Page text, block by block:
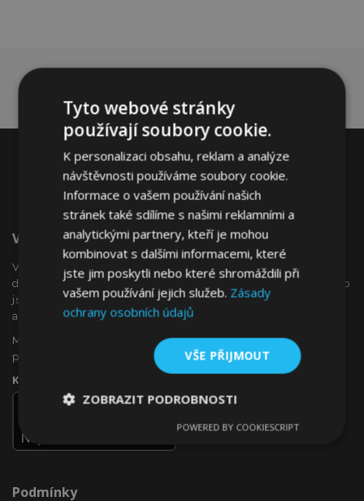
Vítejte Na VTVauto.cz
VTVauto je maloobchodním prodejcem a velkoobchodním
dodavatelem autopříslušenství a autodoplňků v Evropě, jako
jsou např .: ozdobné kryty kol (poklice), okenní deflektory,
autopotahy, autorohože, chromové kryty a rámy, ...
Máte zájem o dropshipping, nebo se chcete stát naším
partnerem?
Kontaktujte nás ještě dnes!
Podmínky
Tyto webové stránky
používají soubory cookie.
K personalizaci obsahu, reklam a analýze
návštěvnosti používáme soubory cookie.
Informace o vašem používání našich
stránek také sdílíme s našimi reklamními a
analytickými partnery, kteří je mohou
kombinovat s dalšími informacemi, které
jste jim poskytli nebo které shromáždili při
vašem používání jejich služeb. Zásady
ochrany osobních údajů
VŠE PŘIJMOUT
ZOBRAZIT PODROBNOSTI
nutné
Výkonové
soubory
Soubory
POWERED BY COOKIESCRIPT